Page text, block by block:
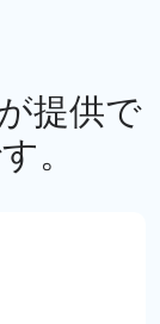
提供で
。